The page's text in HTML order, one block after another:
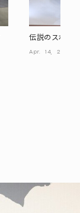
伝説のスポー
と後期型あり!
Apr. 14, 2026